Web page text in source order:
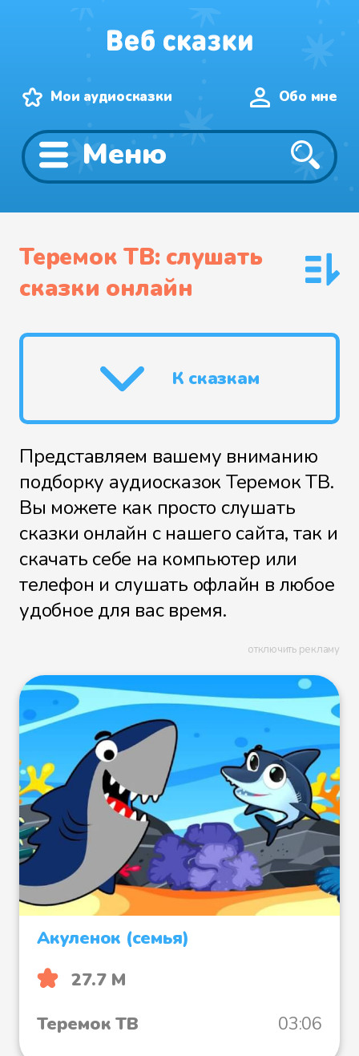
Мои аудиосказки Обо мне
Меню
Теремок ТВ: слушать
сказки онлайн
К сказкам
Представляем вашему вниманию
подборку аудиосказок Теремок ТВ.
Вы можете как просто слушать
сказки онлайн с нашего сайта, так и
скачать себе на компьютер или
телефон и слушать офлайн в любое
удобное для вас время.
отключить рекламу
Акуленок (семья)
27.7 М
Теремок ТВ
03:06